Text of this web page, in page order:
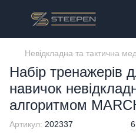
Невідкладна та тактична
Набір тренажерів
навичок
алгоритмом
Артикул: 202337 6